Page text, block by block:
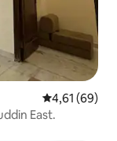
Gemiddelde
4,61 (69)
East.